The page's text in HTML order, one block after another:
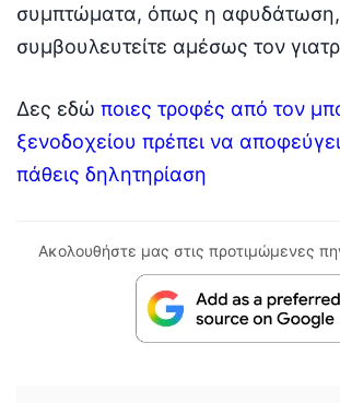
συμπτώματα, όπως η αφυδάτωση,
συμβουλευτείτε αμέσως τον
Δες εδώ ποιες τροφές από τον
ξενοδοχείου πρέπει να
πάθεις δηλητηρίαση
Ακολουθήστε μας στις προτιμώμενες